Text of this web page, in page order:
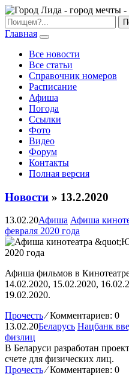
Главная
Все новости
Все статьи
Справочник номеров
Расписание
Афиша
Погода
Ссылки
Фото
Видео
Форум
Контакты
Полная версия
Новости » 13.2.2020
13.02.20Афиша Афиша
февраля 2020 года
Афиша фильмов в
14.02.2020, 15.02.2020,
19.02.2020.
Прочесть ⁄Комментариев: 0
13.02.20Беларусь Нацбанк
физлиц
В Беларуси разработан
счете для физических лиц.
Прочесть ⁄Комментариев: 0